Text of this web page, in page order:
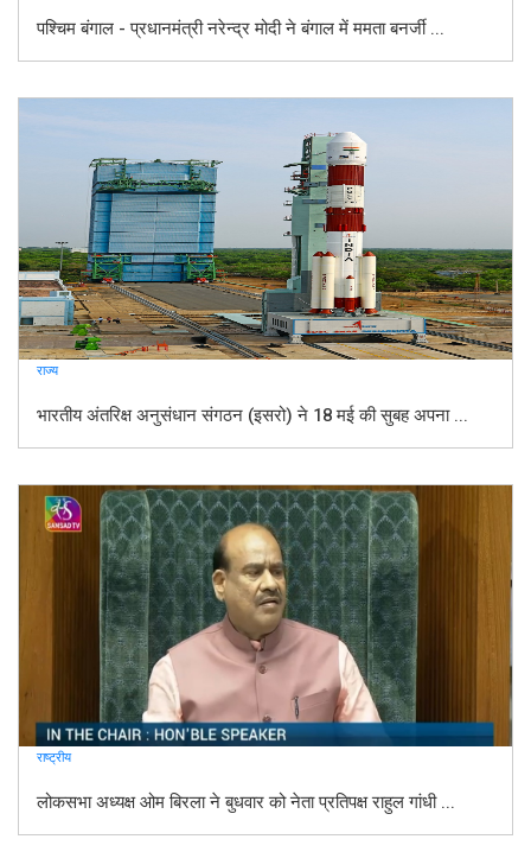
पश्चिम बंगाल - प्रधानमंत्री नरेन्द्र मोदी ने बंगाल में ममता बनर्जी ...
राज्य
भारतीय अंतरिक्ष अनुसंधान संगठन (इसरो) ने 18 मई की सुबह अपना ...
राष्ट्रीय
लोकसभा अध्यक्ष ओम बिरला ने बुधवार को नेता प्रतिपक्ष राहुल गांधी ...